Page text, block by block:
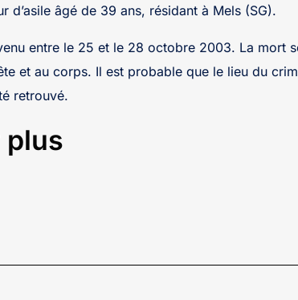
d’asile âgé de 39 ans, résidant à Mels (SG).
entre le 25 et le 28 octobre 2003. La mort
et au corps. Il est probable que le lieu du
retrouvé.
plus